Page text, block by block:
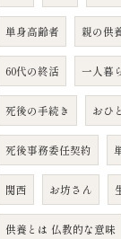
単身高齢者 親の供
60代の終活 一人暮
死後の手続き おひ
死後事務委任契約
関西 お坊さん
供養とは 仏教的な意味